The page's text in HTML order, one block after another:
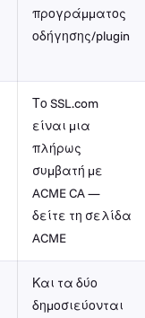
προγράμματος
οδήγησης/plugin
Το SSL.com
είναι μια
πλήρως
συμβατή με
ACME CA —
δείτε τη σελίδα
ACME
Και τα δύο
δημοσιεύονται